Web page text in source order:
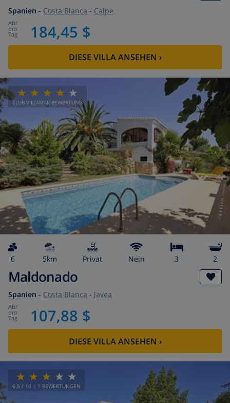
Spanien - Costa Blanca - Calpe
ab/
pro
Tag 184,45 $
DIESE VILLA ANSEHEN ›
CLUB VILLAMAR BEWERTUNG
6 5km Privat Nein 3 2
Maldonado
Spanien - Costa Blanca - Javea
ab/
pro
Tag 107,88 $
DIESE VILLA ANSEHEN ›
6.5 / 10 | 1 BEWERTUNGEN